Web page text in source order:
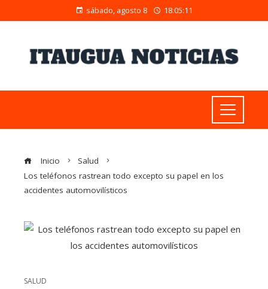
sábado, agosto 8 18:05:12
Inicio
Salud
Los teléfonos rastrean todo excepto su papel en los
accidentes automovilísticos
SALUD